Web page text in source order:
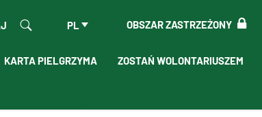
OBSZAR ZASTRZEŻONY
PL
KARTA PIELGRZYMA ZOSTAŃ WOLONTARIUSZEM